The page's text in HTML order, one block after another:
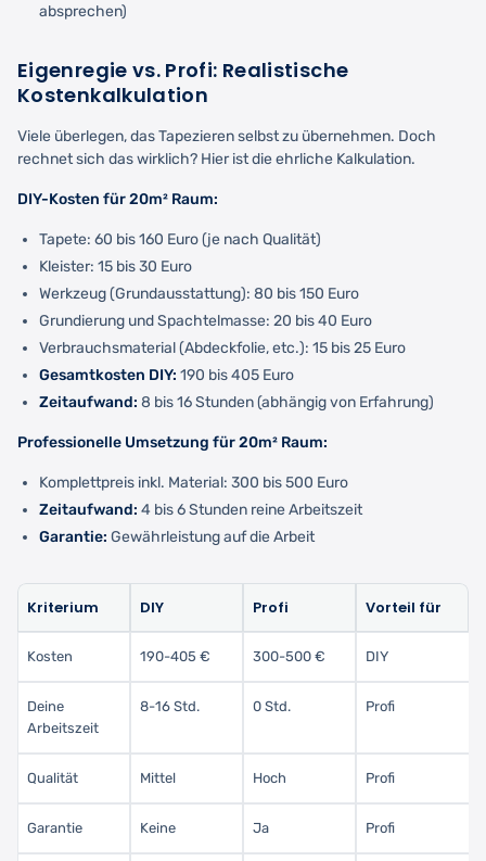
absprechen)
Eigenregie vs. Profi: Realistische
Kostenkalkulation
Viele überlegen, das Tapezieren selbst zu übernehmen. Doch
rechnet sich das wirklich? Hier ist die ehrliche Kalkulation.
DIY-Kosten für 20m² Raum:
Tapete: 60 bis 160 Euro (je nach Qualität)
Kleister: 15 bis 30 Euro
Werkzeug (Grundausstattung): 80 bis 150 Euro
Grundierung und Spachtelmasse: 20 bis 40 Euro
Verbrauchsmaterial (Abdeckfolie, etc.): 15 bis 25 Euro
Gesamtkosten DIY: 190 bis 405 Euro
Zeitaufwand: 8 bis 16 Stunden (abhängig von Erfahrung)
Professionelle Umsetzung für 20m² Raum:
Komplettpreis inkl. Material: 300 bis 500 Euro
Zeitaufwand: 4 bis 6 Stunden reine Arbeitszeit
Garantie: Gewährleistung auf die Arbeit
Kriterium DIY Profi Vorteil für
Kosten 190-405 € 300-500 € DIY
Deine
Arbeitszeit
8-16 Std. 0 Std. Profi
Qualität Mittel Hoch Profi
Garantie Keine Ja Profi